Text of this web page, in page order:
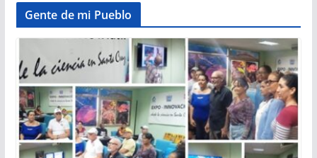
Gente de mi Pueblo